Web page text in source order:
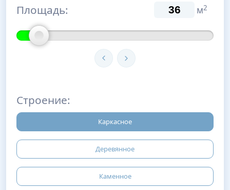
Площадь: м2
Строение:
Каркасное
Деревянное
Каменное